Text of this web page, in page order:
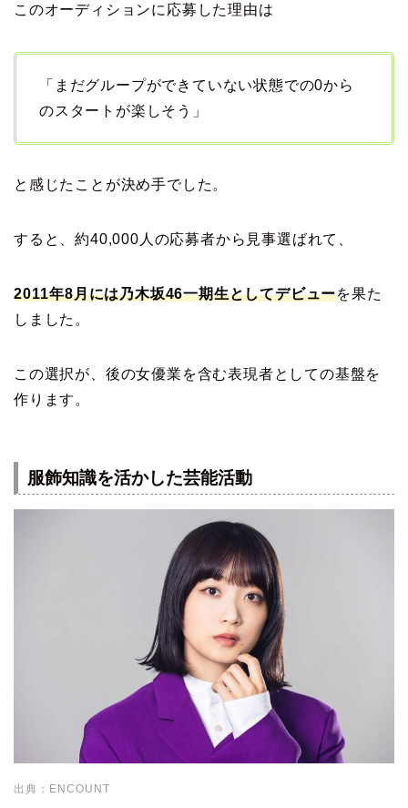
このオーディションに応募した理由は
「まだグループができていない状態での0から
のスタートが楽しそう」
と感じたことが決め手でした。
すると、約40,000人の応募者から見事選ばれて、
2011年8月には乃木坂46一期生としてデビューを果た
しました。
この選択が、後の女優業を含む表現者としての基盤を
作ります。
服飾知識を活かした芸能活動
出典：ENCOUNT